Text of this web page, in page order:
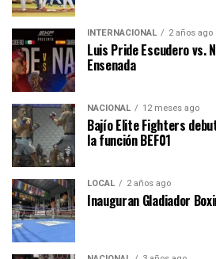
INTERNACIONAL 2 años ago
Luis Pride Escudero vs.
Ensenada
NACIONAL 12 meses ago
Bajío Elite Fighters
la función BEF01
LOCAL 2 años ago
Inauguran Gladiador